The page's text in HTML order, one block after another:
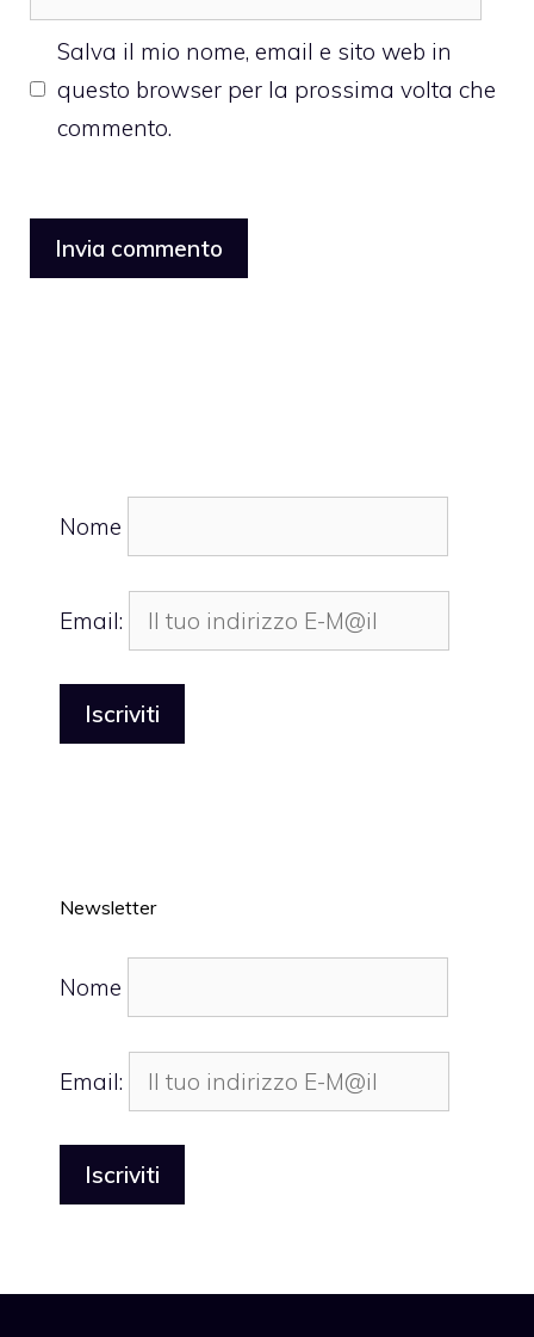
web
Salva il mio nome, email e sito web in
questo browser per la prossima volta che
commento.
Nome
Email:
Newsletter
Nome
Email: